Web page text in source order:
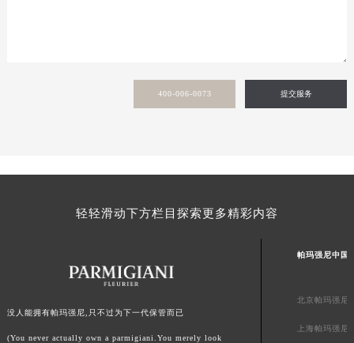
400-006-0073 提交服务
轻轻滑动下方栏目探索更多精彩内容
没人能拥有帕玛强尼,只不过为下一代保管而已
(You never actually own a parmigiani.You merely look
帕玛强尼中国
北京帕玛强尼
上海帕玛强尼